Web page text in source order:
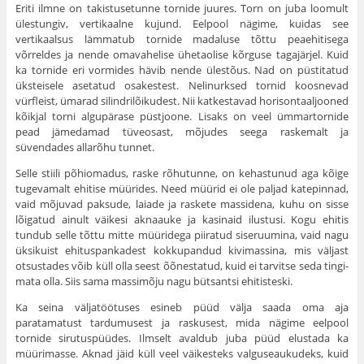
Eriti ilmne on takistusetunne tornide juures. Torn on juba loomult
ülestungiv, vertikaalne kujund. Eelpool nägime, kuidas see
vertikaalsus lämmatub tornide madaluse tõttu peaehitisega
võrreldes ja nende omavahelise ühetaolise kõrguse tagajärjel. Kuid
ka tornide eri vormides hävib nende ülestõus. Nad on püstitatud
üksteisele asetatud osa­kestest. Nelinurksed tornid koosnevad
vürfleist, ümarad silindrilõikudest. Nii katkestavad horisontaaljooned
kõikjal torni algupärase püstjoone. Lisaks on veel ümmartornide
pead jämedamad tüveosast, mõjudes seega raskemalt ja
süvendades allarõhu tunnet.
Selle stiili põhiomadus, raske rõhutunne, on kehastunud aga kõige
tugevamalt ehitise müürides. Need müürid ei ole paljad katepinnad,
vaid mõjuvad paksude, laiade ja raskete massidena, kuhu on sisse
lõigatud ainult väikesi aknaauke ja kasinaid ilustusi. Kogu ehitis
tundub selle tõttu mitte müüridega piiratud siseruumina, vaid nagu
üksikuist ehitus­pankadest kokkupandud kivimassina, mis väljast
otsustades võib küll olla seest õõnestatud, kuid ei tarvitse seda tingi­
mata olla. Siis sama massimõju nagu bütsantsi ehitisteski.
Ka seina väljatöötuses esineb püüd välja saada oma aja
paratamatust tardumusest ja raskusest, mida nägime eelpool
tornide sirutuspüüdes. Ilmselt avaldub juba püüd elustada ka
müürimasse. Aknad jäid küll veel väikesteks valguseaukudeks, kuid